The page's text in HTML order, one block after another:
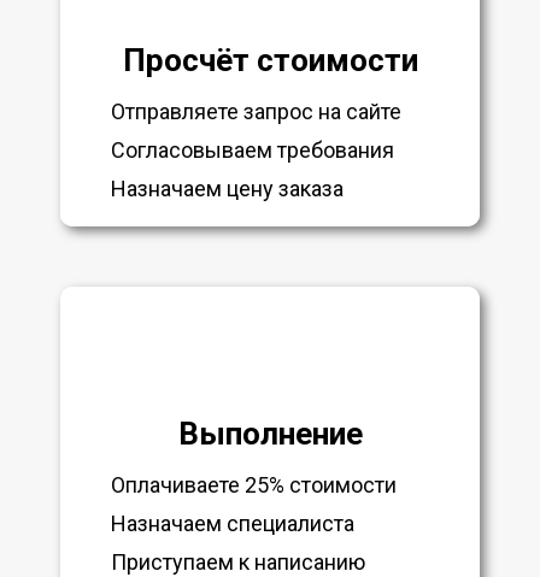
Просчёт стоимости
Отправляете запрос на сайте
Согласовываем требования
Назначаем цену заказа
Выполнение
Оплачиваете 25% стоимости
Назначаем специалиста
Приступаем к написанию